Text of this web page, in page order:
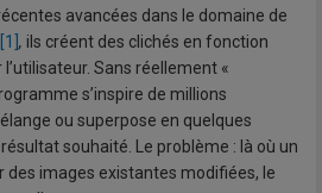
avancées dans le domaine de
[1] , ils créent des clichés en fonction
Sans réellement «
s’inspire de millions
ou superpose en quelques
souhaité. Le problème : là où un
des images existantes modifiées, le